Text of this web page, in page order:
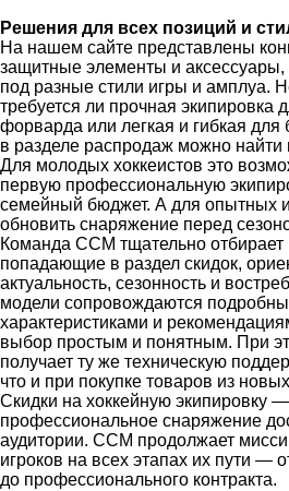
Решения для всех позиций и
На нашем сайте представлены
защитные элементы и
под разные стили игры и амплуа.
требуется ли прочная экипировка
форварда или легкая и гибкая для
в разделе распродаж можно
Для молодых хоккеистов это
первую профессиональную
семейный бюджет. А для опытных
обновить снаряжение перед
Команда CCM тщательно отбирает
попадающие в раздел скидок,
актуальность, сезонность и
модели сопровождаются
характеристиками и
выбор простым и понятным. При
получает ту же техническую
что и при покупке товаров из
Скидки на хоккейную экипировку
профессиональное снаряжение
аудитории. CCM продолжает
игроков на всех этапах их пути —
до профессионального контракта.